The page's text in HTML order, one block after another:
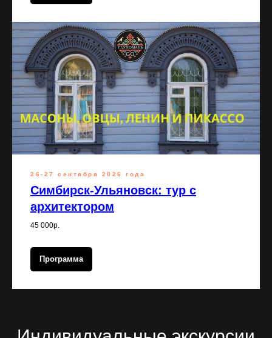
26-27 сентября 2026 года
Симбирск-Ульяновск: тур с
архитектором
45 000р.
Программа